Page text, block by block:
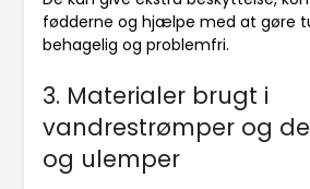
fødderne og hjælpe med at gøre
behagelig og problemfri.
3. Materialer brugt i
vandrestrømper og
og ulemper